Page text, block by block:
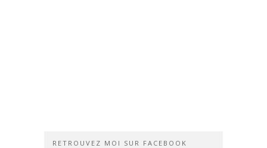
RETROUVEZ MOI SUR FACEBOOK